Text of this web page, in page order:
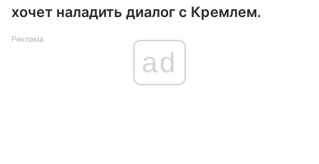
хочет наладить диалог с Кремлем.
Реклама
ad